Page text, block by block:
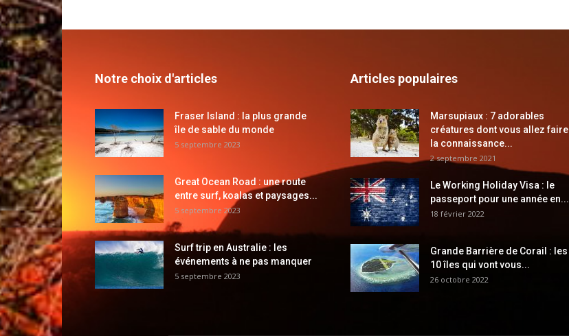
Notre choix d'articles
Fraser Island : la plus grande
île de sable du monde
5 septembre 2023
Great Ocean Road : une route
entre surf, koalas et paysages...
5 septembre 2023
Surf trip en Australie : les
événements à ne pas manquer
5 septembre 2023
Articles populaires
Marsupiaux : 7 adorables
créatures dont vous allez faire
la connaissance...
2 septembre 2021
Le Working Holiday Visa : le
passeport pour une année en...
18 février 2022
Grande Barrière de Corail : les
10 îles qui vont vous...
26 octobre 2022